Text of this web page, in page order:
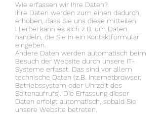
Wie erfassen wir Ihre Daten?
Ihre Daten werden zum einen dadurch
erhoben, dass Sie uns diese mitteilen.
Hierbei kann es sich z.B. um Daten
handeln, die Sie in ein Kontaktformular
eingeben.
Andere Daten werden automatisch beim
Besuch der Website durch unsere IT-
Systeme erfasst. Das sind vor allem
technische Daten (z.B. Internetbrowser,
Betriebssystem oder Uhrzeit des
Seitenaufrufs). Die Erfassung dieser
Daten erfolgt automatisch, sobald Sie
unsere Website betreten.